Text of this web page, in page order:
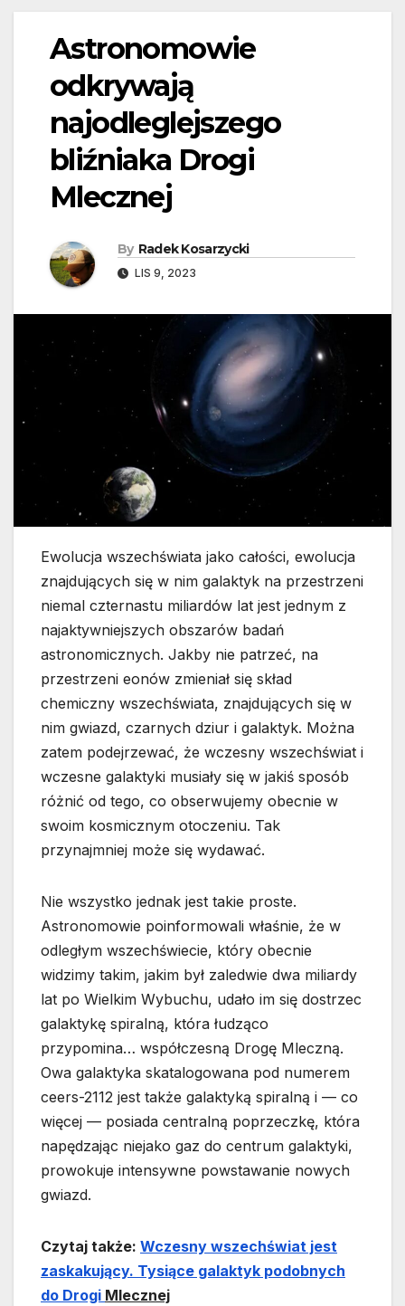
Astronomowie
odkrywają
najodleglejszego
bliźniaka Drogi
Mlecznej
By Radek Kosarzycki
LIS 9, 2023
Ewolucja wszechświata jako całości, ewolucja
znajdujących się w nim galaktyk na przestrzeni
niemal czternastu miliardów lat jest jednym z
najaktywniejszych obszarów badań
astronomicznych. Jakby nie patrzeć, na
przestrzeni eonów zmieniał się skład
chemiczny wszechświata, znajdujących się w
nim gwiazd, czarnych dziur i galaktyk. Można
zatem podejrzewać, że wczesny wszechświat i
wczesne galaktyki musiały się w jakiś sposób
różnić od tego, co obserwujemy obecnie w
swoim kosmicznym otoczeniu. Tak
przynajmniej może się wydawać.
Nie wszystko jednak jest takie proste.
Astronomowie poinformowali właśnie, że w
odległym wszechświecie, który obecnie
widzimy takim, jakim był zaledwie dwa miliardy
lat po Wielkim Wybuchu, udało im się dostrzec
galaktykę spiralną, która łudząco
przypomina… współczesną Drogę Mleczną.
Owa galaktyka skatalogowana pod numerem
ceers-2112 jest także galaktyką spiralną i — co
więcej — posiada centralną poprzeczkę, która
napędzając niejako gaz do centrum galaktyki,
prowokuje intensywne powstawanie nowych
gwiazd.
Czytaj także: Wczesny wszechświat jest
zaskakujący. Tysiące galaktyk podobnych
do Drogi Mlecznej